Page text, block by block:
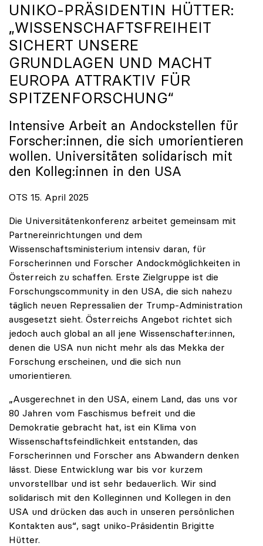
UNIKO-PRÄSIDENTIN HÜTTER:
„WISSENSCHAFTSFREIHEIT
SICHERT UNSERE
GRUNDLAGEN UND MACHT
EUROPA ATTRAKTIV FÜR
SPITZENFORSCHUNG“
Intensive Arbeit an Andockstellen für
Forscher:innen, die sich umorientieren
wollen. Universitäten solidarisch mit
den Kolleg:innen in den USA
OTS 15. April 2025
Die Universitätenkonferenz arbeitet gemeinsam mit
Partnereinrichtungen und dem
Wissenschaftsministerium intensiv daran, für
Forscherinnen und Forscher Andockmöglichkeiten in
Österreich zu schaffen. Erste Zielgruppe ist die
Forschungscommunity in den USA, die sich nahezu
täglich neuen Repressalien der Trump-Administration
ausgesetzt sieht. Österreichs Angebot richtet sich
jedoch auch global an all jene Wissenschafter:innen,
denen die USA nun nicht mehr als das Mekka der
Forschung erscheinen, und die sich nun
umorientieren.
„Ausgerechnet in den USA, einem Land, das uns vor
80 Jahren vom Faschismus befreit und die
Demokratie gebracht hat, ist ein Klima von
Wissenschaftsfeindlichkeit entstanden, das
Forscherinnen und Forscher ans Abwandern denken
lässt. Diese Entwicklung war bis vor kurzem
unvorstellbar und ist sehr bedauerlich. Wir sind
solidarisch mit den Kolleginnen und Kollegen in den
USA und drücken das auch in unseren persönlichen
Kontakten aus“, sagt uniko-Präsidentin Brigitte
Hütter.